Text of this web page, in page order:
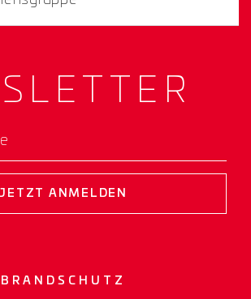
LETTER
JETZT ANMELDEN
BRANDSCHUTZ